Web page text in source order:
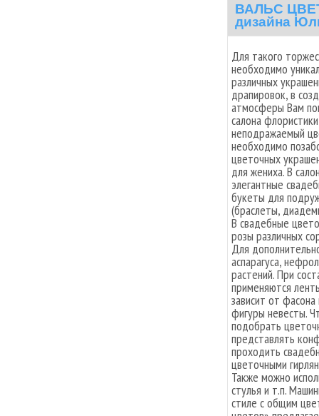
ВАЛЬС
дизайна
Для такого
необходимо
различных
драпировок, в
атмосферы Вам
салона
неподражаемый
необходимо
цветочных
для жениха. В
элегантные
букеты для
(браслеты,
В свадебные
розы различных
Для
аспарагуса,
растений. При
применяются
зависит от
фигуры невесты.
подобрать
представлять
проходить
цветочными
Также можно
стулья и т.п.
стиле с общим